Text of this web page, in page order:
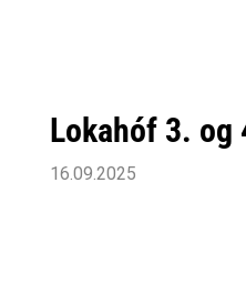
Lokahóf 3. og
16.09.2025